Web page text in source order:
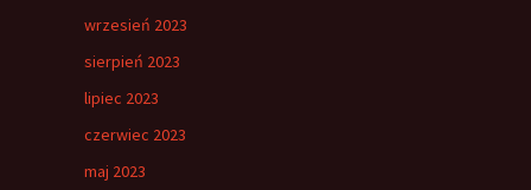
wrzesień 2023
sierpień 2023
lipiec 2023
czerwiec 2023
maj 2023